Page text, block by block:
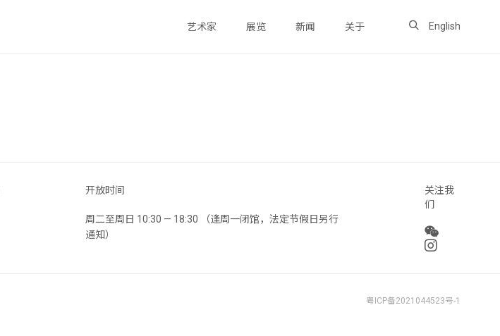
艺术家 展览 新闻 关于 English
开放时间
周二至周日 10:30 — 18:30 （逢周一闭馆，法定节假日另行
通知）
关注我
们
粤ICP备2021044523号-1